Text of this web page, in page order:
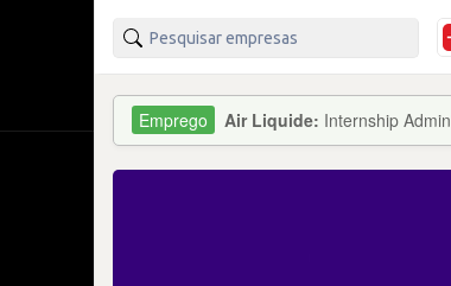
Air Liquide: Internship